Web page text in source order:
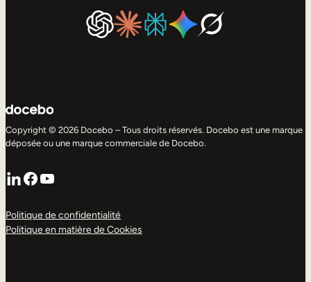
Copyright © 2026 Docebo – Tous droits réservés. Docebo est une marque
déposée ou une marque commerciale de Docebo.
LinkedIn
Facebook
YouTube
Politique de confidentialité
Politique en matière de Cookies